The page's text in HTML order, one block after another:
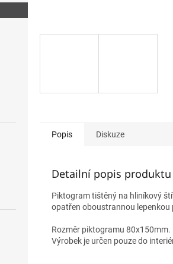
Popis Diskuze
Detailní popis produktu
Piktogram tištěný na hliníkový
opatřen oboustrannou lepenkou
Rozměr piktogramu 80x150mm.
Výrobek je určen pouze do